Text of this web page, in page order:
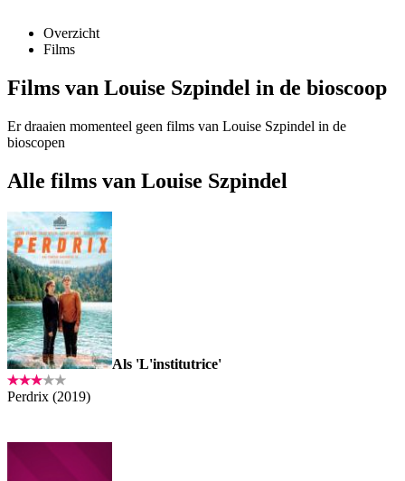
Overzicht
Films
Films van Louise Szpindel in de bioscoop
Er draaien momenteel geen films van Louise Szpindel in de
bioscopen
Alle films van Louise Szpindel
Als 'L'institutrice'
Perdrix (2019)